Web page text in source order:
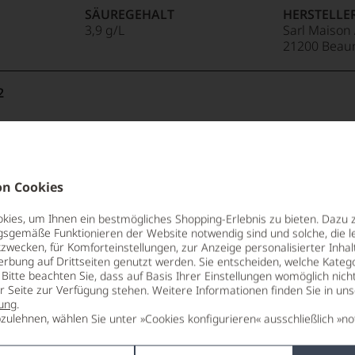
Cookies
um Ihnen ein bestmögliches Shopping-Erlebnis zu bieten. Dazu
Funktionieren der Website notwendig sind und solche, die
für Komforteinstellungen, zur Anzeige personalisierter
auf Drittseiten genutzt werden. Sie entscheiden, welche
beachten Sie, dass auf Basis Ihrer Einstellungen womöglich
Seite zur Verfügung stehen. Weitere Informationen finden Sie in
.
wählen Sie unter »Cookies konfigurieren« ausschließlich
SÄUREGEHALT
3,9 g/L
Sarl
21200
LAGERPOTENTIAL
2037
VERSCHLUSS
Naturkorken
(BZ),Italien
LAND
Italien
TRINKTEMPERATUR
9 °C
ALKOHOLGEHALT
14 % Vol.
RESTSÜSSE
1,5 g/L
2032
DIAM
enthält
Mosel 2022
9 °C
ALKOHOLGEHALT
12,5 % Vol.
RESTSÜSSE
2,8 g/L
SÄUREGEHALT
2045
enthält
TRINKTEMPERATUR
10 °C
ALKOHOLGEHALT
enthält
Garenne,
2er Set
WEINART
Accessoires
unbekannt